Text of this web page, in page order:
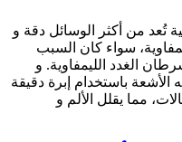
تُعد من أكثر الوسائل دقة و
سواء كان السبب
الغدد الليمفاوية. و
الأشعة باستخدام إبرة دقيقة
مما يقلل الألم و